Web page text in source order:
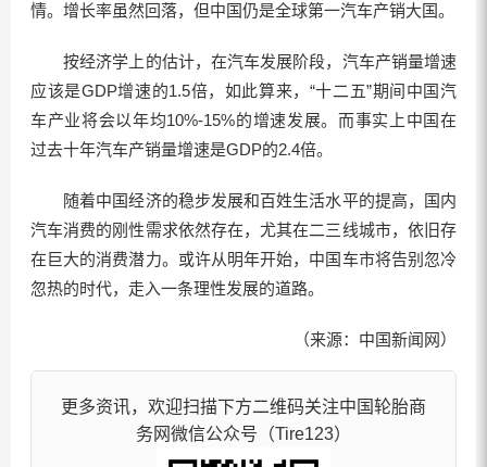
情。增长率虽然回落，但中国仍是全球第一汽车产销大国。
按经济学上的估计，在汽车发展阶段，汽车产销量增速
应该是GDP增速的1.5倍，如此算来，“十二五”期间中国汽
车产业将会以年均10%-15%的增速发展。而事实上中国在
过去十年汽车产销量增速是GDP的2.4倍。
随着中国经济的稳步发展和百姓生活水平的提高，国内
汽车消费的刚性需求依然存在，尤其在二三线城市，依旧存
在巨大的消费潜力。或许从明年开始，中国车市将告别忽冷
忽热的时代，走入一条理性发展的道路。
（来源：中国新闻网）
更多资讯，欢迎扫描下方二维码关注中国轮胎商
务网微信公众号（Tire123）